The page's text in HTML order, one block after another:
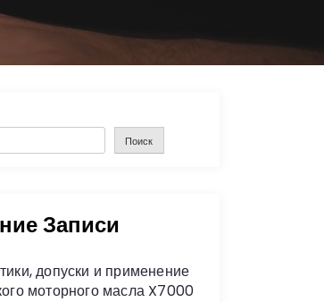
Поиск
Записи
допуски и применение
моторного масла X7000